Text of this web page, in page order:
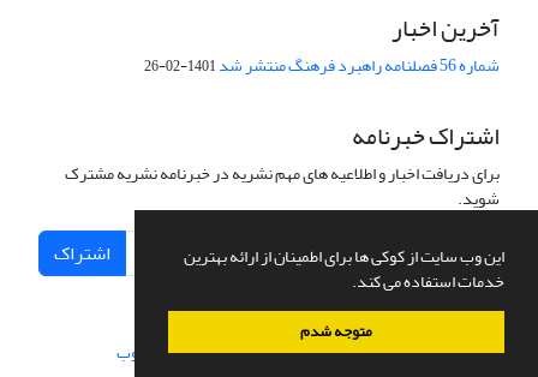
این وب سایت از کوکی ها برای اطمینان از ارائه بهترین
خدمات استفاده می کند.
متوجه شدم
آخرین اخبار
شماره 56 فصلنامه راهبرد فرهنگ منتشر شد 1401-02-26
اشتراک خبرنامه
برای دریافت اخبار و اطلاعیه های مهم نشریه در خبرنامه نشریه مشترک
شوید.
اشتراک
سامانه مدیریت نشریات علمی.طراحی و پیاده سازی از سیناوب